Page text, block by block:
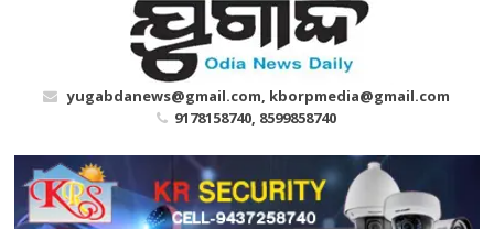
yugabdanews@gmail.com, kborpmedia@gmail.com
9178158740, 8599858740